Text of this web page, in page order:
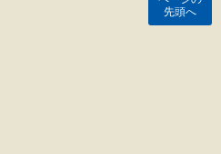
先頭へ